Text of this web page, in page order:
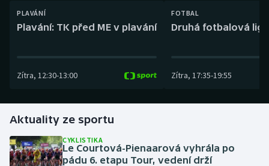
Curling
Golf
Gymnastika
PLAVÁNÍ
Plavání: TK před ME v plavání
Zítra, 12:30-13:00
FOTBAL
Druhá fotbalová
Zítra, 17:35-19:55
Aktuality ze sportu
CYKLISTIKA
Le Courtová-Pienaarová vyhrála po
pádu 6. etapu Tour, vedení drží